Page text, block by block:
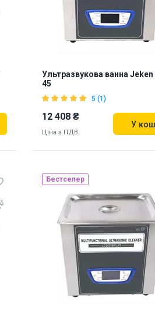
Ультразвукова ванна
45
5 (1)
12 408 ₴
Ціна з ПДВ
У
Наявність на складі: Львів
874782
Бестселер